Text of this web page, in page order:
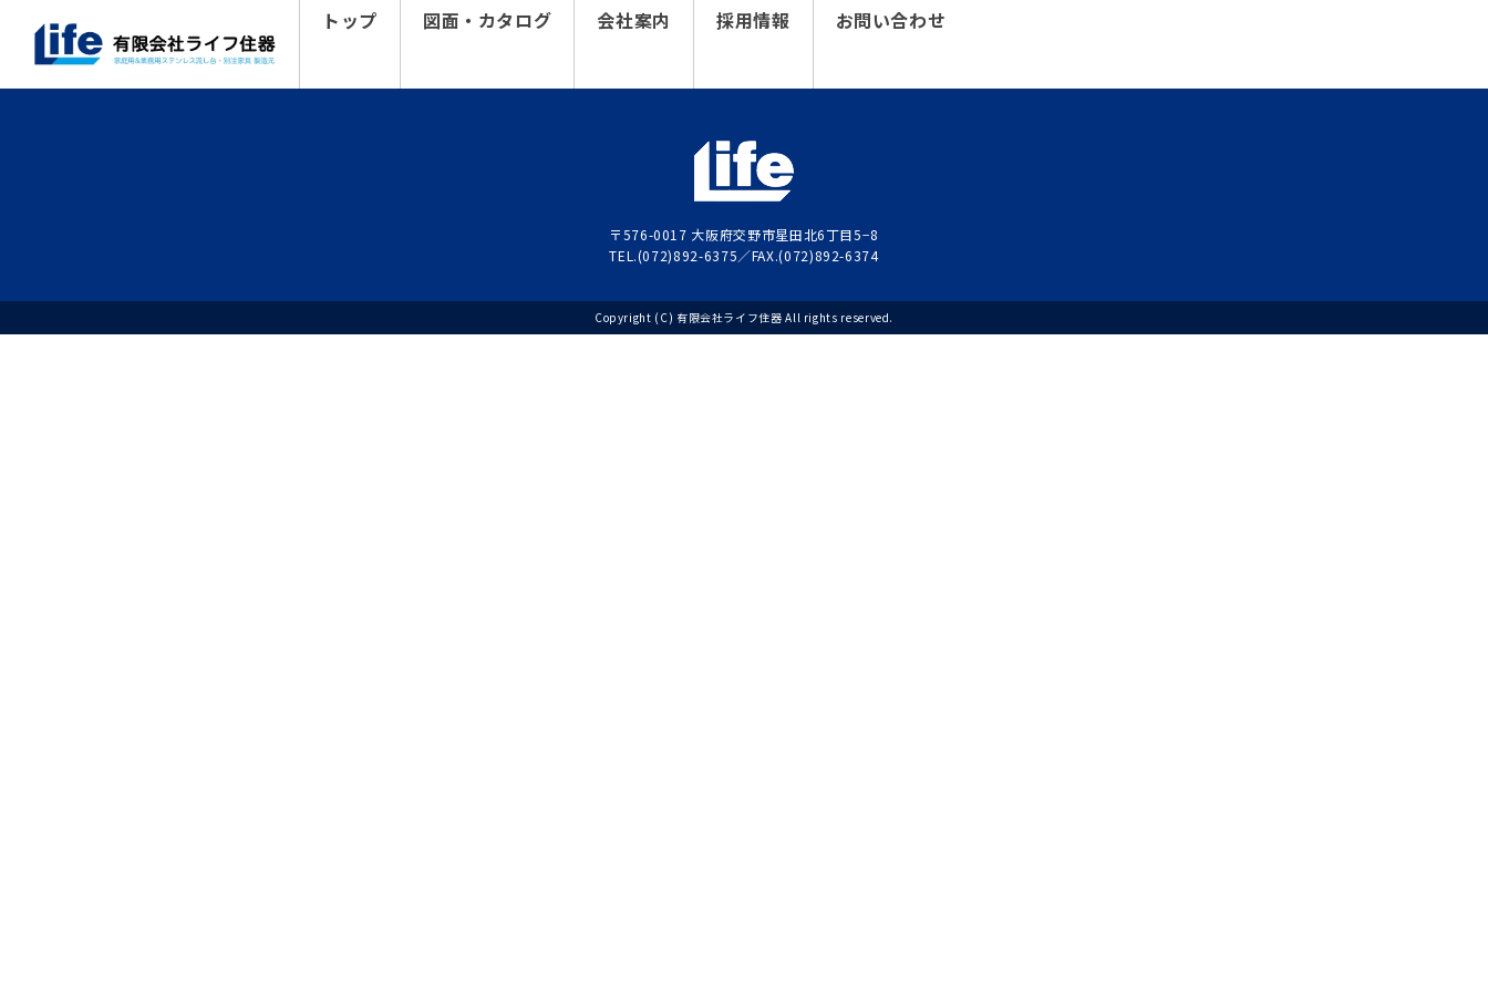
トップ 図面・カタログ 会社案内 採用情報 お問い合わせ
〒576-0017 大阪府交野市星田北6丁目5−8
TEL.(072)892-6375／FAX.(072)892-6374
Copyright (C) 有限会社ライフ住器 All rights reserved.